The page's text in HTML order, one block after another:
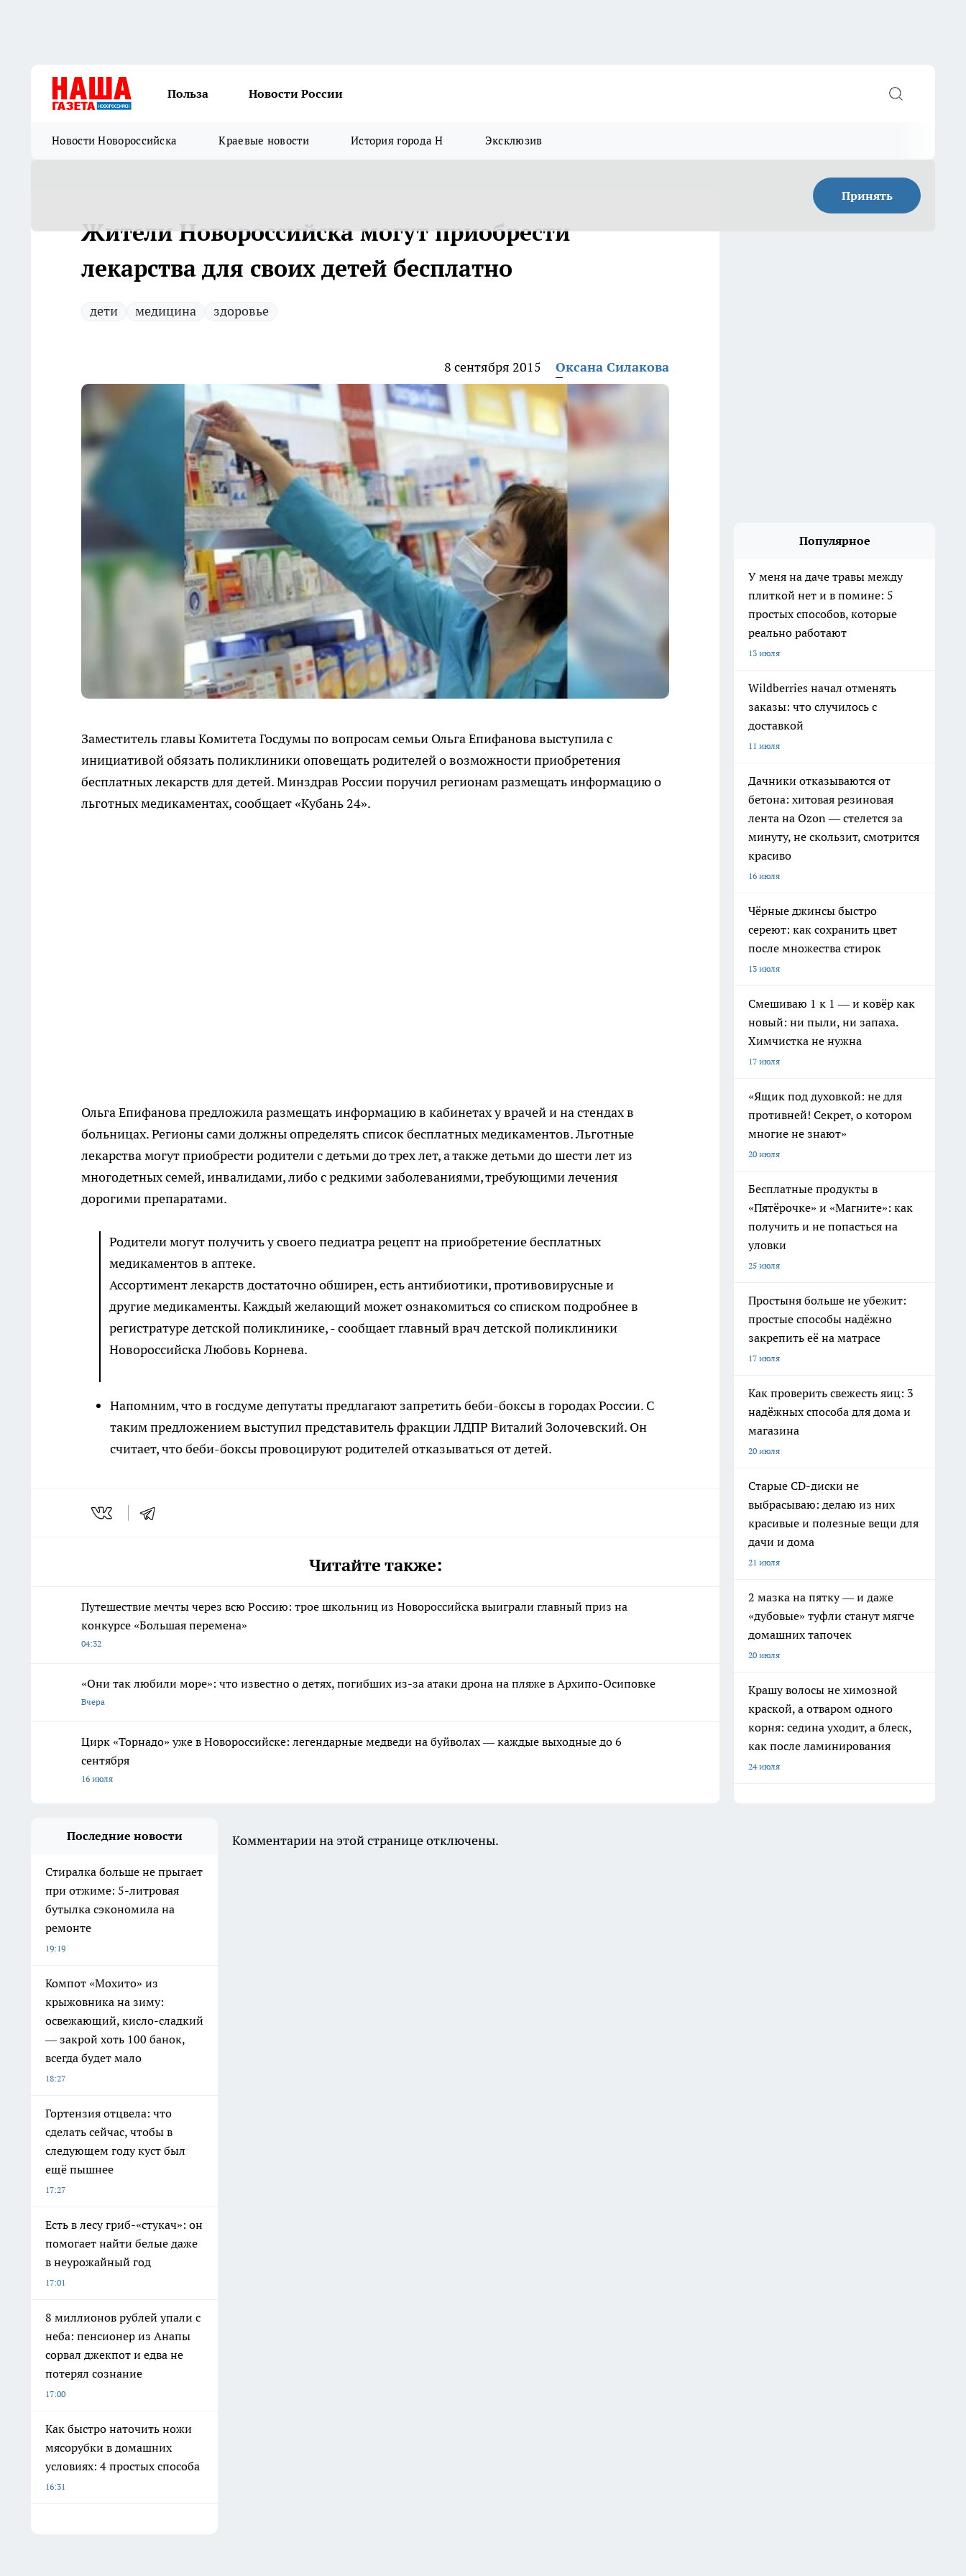
Польза Новости России
Новости Новороссийска Краевые новости История города Н Эксклюзив
Принять
Жители Новороссийска могут приобрести
лекарства для своих детей бесплатно
дети медицина здоровье
8 сентября 2015 Оксана Силакова
Заместитель главы Комитета Госдумы по вопросам семьи Ольга Епифанова выступила с
инициативой обязать поликлиники оповещать родителей о возможности приобретения
бесплатных лекарств для детей. Минздрав России поручил регионам размещать информацию о
льготных медикаментах, сообщает «Кубань 24».
Ольга Епифанова предложила размещать информацию в кабинетах у врачей и на стендах в
больницах. Регионы сами должны определять список бесплатных медикаментов. Льготные
лекарства могут приобрести родители с детьми до трех лет, а также детьми до шести лет из
многодетных семей, инвалидами, либо с редкими заболеваниями, требующими лечения
дорогими препаратами.
Родители могут получить у своего педиатра рецепт на приобретение бесплатных
медикаментов в аптеке.
Ассортимент лекарств достаточно обширен, есть антибиотики, противовирусные и
другие медикаменты. Каждый желающий может ознакомиться со списком подробнее в
регистратуре детской поликлинике, - сообщает главный врач детской поликлиники
Новороссийска Любовь Корнева.
Напомним, что в госдуме депутаты предлагают запретить беби-боксы в городах России. С
таким предложением выступил представитель фракции ЛДПР Виталий Золочевский. Он
считает, что беби-боксы провоцируют родителей отказываться от детей.
Читайте также:
Путешествие мечты через всю Россию: трое школьниц из Новороссийска выиграли главный приз на
конкурсе «Большая перемена»
04:32
«Они так любили море»: что известно о детях, погибших из-за атаки дрона на пляже в Архипо-Осиповке
Вчера
Цирк «Торнадо» уже в Новороссийске: легендарные медведи на буйволах — каждые выходные до 6
сентября
16 июля
Популярное
У меня на даче травы между
плиткой нет и в помине: 5
простых способов, которые
реально работают
13 июля
Wildberries начал отменять
заказы: что случилось с
доставкой
11 июля
Дачники отказываются от
бетона: хитовая резиновая
лента на Ozon — стелется за
минуту, не скользит, смотрится
красиво
16 июля
Чёрные джинсы быстро
сереют: как сохранить цвет
после множества стирок
13 июля
Смешиваю 1 к 1 — и ковёр как
новый: ни пыли, ни запаха.
Химчистка не нужна
17 июля
«Ящик под духовкой: не для
противней! Секрет, о котором
многие не знают»
20 июля
Бесплатные продукты в
«Пятёрочке» и «Магните»: как
получить и не попасться на
уловки
25 июля
Простыня больше не убежит:
простые способы надёжно
закрепить её на матрасе
17 июля
Как проверить свежесть яиц: 3
надёжных способа для дома и
магазина
20 июля
Старые CD-диски не
выбрасываю: делаю из них
красивые и полезные вещи для
дачи и дома
21 июля
2 мазка на пятку — и даже
«дубовые» туфли станут мягче
домашних тапочек
20 июля
Крашу волосы не химозной
краской, а отваром одного
корня: седина уходит, а блеск,
как после ламинирования
24 июля
Последние новости
Стиралка больше не прыгает
при отжиме: 5-литровая
бутылка сэкономила на
ремонте
19:19
Компот «Мохито» из
крыжовника на зиму:
освежающий, кисло-сладкий
— закрой хоть 100 банок,
всегда будет мало
18:27
Гортензия отцвела: что
сделать сейчас, чтобы в
следующем году куст был
ещё пышнее
17:27
Есть в лесу гриб-«стукач»: он
помогает найти белые даже
в неурожайный год
17:01
8 миллионов рублей упали с
неба: пенсионер из Анапы
сорвал джекпот и едва не
потерял сознание
17:00
Как быстро наточить ножи
мясорубки в домашних
условиях: 4 простых способа
16:31
Комментарии на этой странице отключены.